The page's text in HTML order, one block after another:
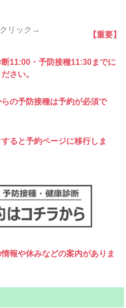
リック→
【重要】
11:00・予防接種11:30までに
さい。
の予防接種は予約が必須で
ると予約ページに移行しま
報や休みなどの案内がありま